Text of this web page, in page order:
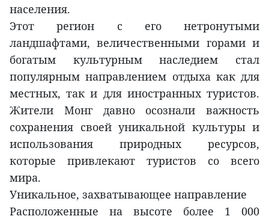
населения.
Этот регион с его нетронутыми
ландшафтами, величественными горами и
богатым культурным наследием стал
популярным направлением отдыха как для
местных, так и для иностранных туристов.
Жители Монг давно осознали важность
сохранения своей уникальной культуры и
использования природных ресурсов,
которые привлекают туристов со всего
мира.
Уникальное, захватывающее направление
Расположенные на высоте более 1 000